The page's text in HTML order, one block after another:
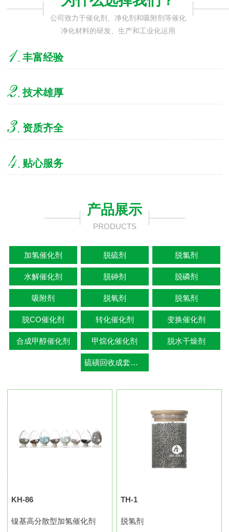
公司致力于催化剂、净化剂和吸附剂等催化
净化材料的研发、生产和工业化运用
丰富经验
技术雄厚
资质齐全
贴心服务
产品展示
PRODUCTS
加氢催化剂 脱硫剂 脱氯剂
水解催化剂 脱砷剂 脱磷剂
吸附剂 脱氧剂 脱氢剂
脱CO催化剂 转化催化剂 变换催化剂
合成甲醇催化剂 甲烷化催化剂 脱水干燥剂
硫磺回收成套技术
KH-86
镍基高分散型加氢催化剂
TH-1
脱氢剂